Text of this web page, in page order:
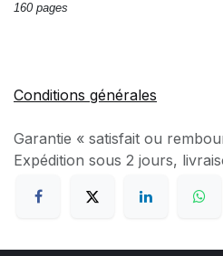
160 pages
Conditions générales
Garantie « satisfait ou
Expédition sous 2 jours,